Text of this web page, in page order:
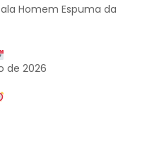
Homem Espuma da
de 2026